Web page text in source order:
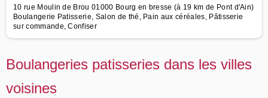
10 rue Moulin de Brou 01000 Bourg en bresse (à 19 km de Pont d'Ain)
Boulangerie Patisserie, Salon de thé, Pain aux céréales, Pâtisserie
sur commande, Confiser
Boulangeries patisseries dans les villes
voisines